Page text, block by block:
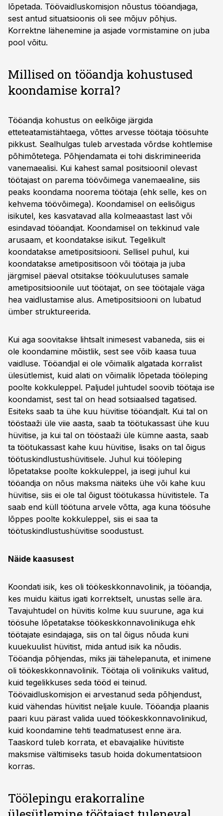
lõpetada. Töövaidluskomisjon nõustus tööandjaga,
sest antud situatsioonis oli see mõjuv põhjus.
Korrektne lähenemine ja asjade vormistamine on juba
pool võitu.
Millised on tööandja kohustused
koondamise korral?
Tööandja kohustus on eelkõige järgida
etteteatamistähtaega, võttes arvesse töötaja töösuhte
pikkust. Sealhulgas tuleb arvestada võrdse kohtlemise
põhimõtetega. Põhjendamata ei tohi diskrimineerida
vanemaealisi. Kui kahest samal positsioonil olevast
töötajast on parema töövõimega vanemaealine, siis
peaks koondama noorema töötaja (ehk selle, kes on
kehvema töövõimega). Koondamisel on eelisõigus
isikutel, kes kasvatavad alla kolmeaastast last või
esindavad tööandjat. Koondamisel on tekkinud vale
arusaam, et koondatakse isikut. Tegelikult
koondatakse ametipositsiooni. Sellisel puhul, kui
koondatakse ametipositisoon või töötaja ja juba
järgmisel päeval otsitakse töökuulutuses samale
ametipositsioonile uut töötajat, on see töötajale väga
hea vaidlustamise alus. Ametipositsiooni on lubatud
ümber struktureerida.
Kui aga soovitakse lihtsalt inimesest vabaneda, siis ei
ole koondamine mõistlik, sest see võib kaasa tuua
vaidluse. Tööandjal ei ole võimalik algatada korralist
ülesütlemist, kuid alati on võimalik lõpetada tööleping
poolte kokkuleppel. Paljudel juhtudel soovib töötaja ise
koondamist, sest tal on head sotsiaalsed tagatised.
Esiteks saab ta ühe kuu hüvitise tööandjalt. Kui tal on
tööstaaži üle viie aasta, saab ta töötukassast ühe kuu
hüvitise, ja kui tal on tööstaaži üle kümne aasta, saab
ta töötukassast kahe kuu hüvitise, lisaks on tal õigus
töötuskindlustushüvitisele. Juhul kui tööleping
lõpetatakse poolte kokkuleppel, ja isegi juhul kui
tööandja on nõus maksma näiteks ühe või kahe kuu
hüvitise, siis ei ole tal õigust töötukassa hüvitistele. Ta
saab end küll töötuna arvele võtta, aga kuna töösuhe
lõppes poolte kokkuleppel, siis ei saa ta
töötuskindlustushüvitise soodustust.
Näide kaasusest
Koondati isik, kes oli töökeskkonnavolinik, ja tööandja,
kes muidu käitus igati korrektselt, unustas selle ära.
Tavajuhtudel on hüvitis kolme kuu suurune, aga kui
töösuhe lõpetatakse töökeskkonnavolinikuga ehk
töötajate esindajaga, siis on tal õigus nõuda kuni
kuuekuulist hüvitist, mida antud isik ka nõudis.
Tööandja põhjendas, miks jäi tähelepanuta, et inimene
oli töökeskkonnavolinik. Töötaja oli volinikuks valitud,
kuid tegelikkuses seda tööd ei teinud.
Töövaidluskomisjon ei arvestanud seda põhjendust,
kuid vähendas hüvitist neljale kuule. Tööandja plaanis
paari kuu pärast valida uued töökeskkonnavolinikud,
kuid koondamine tehti teadmatusest enne ära.
Taaskord tuleb korrata, et ebavajalike hüvitiste
maksmise vältimiseks tasub hoida dokumentatsioon
korras.
Töölepingu erakorraline